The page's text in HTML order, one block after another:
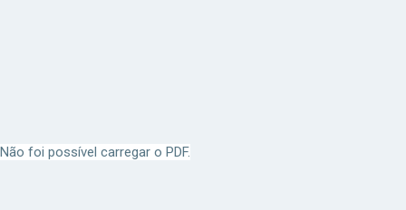
Não foi possível carregar o PDF.